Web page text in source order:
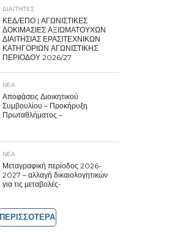
ΔΙΑΙΤΗΤΕΣ
ΚΕΔ/ΕΠΟ | ΑΓΩΝΙΣΤΙΚΕΣ
ΔΟΚΙΜΑΣΙΕΣ ΑΞΙΩΜΑΤΟΥΧΩΝ
ΔΙΑΙΤΗΣΙΑΣ ΕΡΑΣΙΤΕΧΝΙΚΩΝ
ΚΑΤΗΓΟΡΙΩΝ ΑΓΩΝΙΣΤΙΚΗΣ
ΠΕΡΙΟΔΟΥ 2026/27
ΝΕΑ
Αποφάσεις Διοικητικού
Συμβουλίου – Προκήρυξη
Πρωταθλήματος –
ΝΕΑ
Μεταγραφική περίοδος 2026-
2027 – αλλαγή δικαιολογητικών
για τις μεταβολές-
ΠΕΡΙΣΣΟΤΕΡΑ